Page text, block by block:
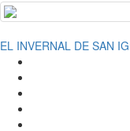
EL INVERNAL DE SAN